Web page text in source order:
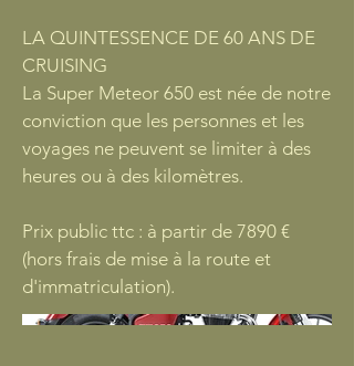
LA QUINTESSENCE DE 60 ANS DE
CRUISING
La Super Meteor 650 est née de notre
conviction que les personnes et les
voyages ne peuvent se limiter à des
heures ou à des kilomètres.
Prix public ttc : à partir de 7890 €
(hors frais de mise à la route et
d'immatriculation).